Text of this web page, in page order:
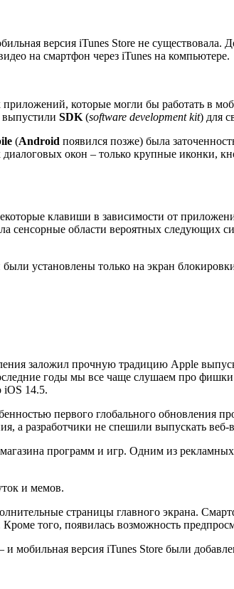
версия iTunes Store не
на смартфон через iTunes на компьютере.
которые могли бы работать в
выпустили SDK (software development kit) для
(Android появился позже) была
окон – только крупные иконки,
клавиши в зависимости от
сенсорные области вероятных следующих
установлены только на экран
заложил прочную традицию Apple
годы мы все чаще слушаем про
iOS 14.5.
первого глобального обновления
а разработчики не спешили выпускать
программ и игр. Одним из
и мемов.
страницы главного экрана.
того, появилась возможность
версия iTunes Store были